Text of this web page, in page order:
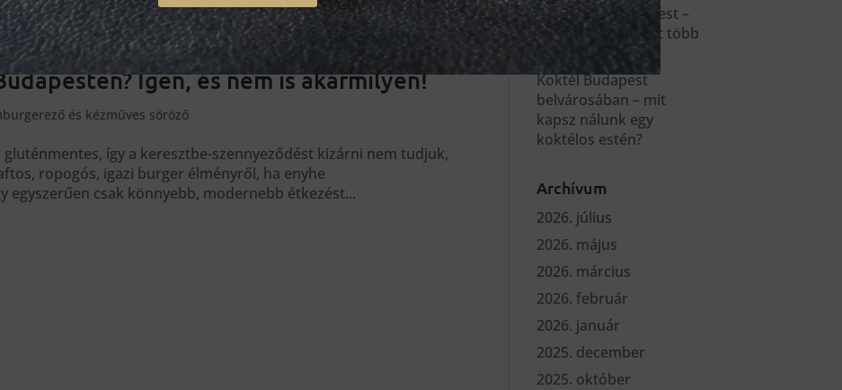
Igen, és nem is akármilyen!
és kézműves söröző
így a keresztbe-szennyeződést kizárni nem tudjuk,
ropogós, igazi burger élményről, ha enyhe
egyszerűen csak könnyebb, modernebb étkezést...
Gastropub Budapest –
mit jelent, és miért több
mint egy vacsora?
Koktél Budapest
belvárosában – mit
kapsz nálunk egy
koktélos estén?
Archívum
2026. július
2026. május
2026. március
2026. február
2026. január
2025. december
2025. október